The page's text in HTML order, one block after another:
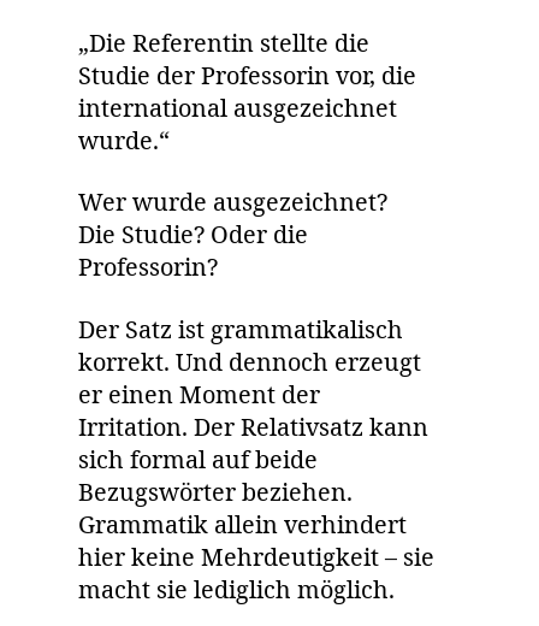
„Die Referentin stellte die
Studie der Professorin vor, die
international ausgezeichnet
wurde.“
Wer wurde ausgezeichnet?
Die Studie? Oder die
Professorin?
Der Satz ist grammatikalisch
korrekt. Und dennoch erzeugt
er einen Moment der
Irritation. Der Relativsatz kann
sich formal auf beide
Bezugswörter beziehen.
Grammatik allein verhindert
hier keine Mehrdeutigkeit – sie
macht sie lediglich möglich.